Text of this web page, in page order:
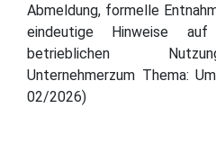
Abmeldung, formelle
eindeutige Hinweise
betrieblichen
Unternehmerzum Thema:
02/2026)